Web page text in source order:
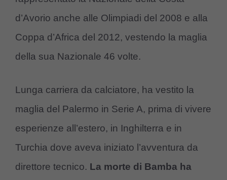
d’Avorio anche alle Olimpiadi del 2008 e alla
Coppa d’Africa del 2012, vestendo la maglia
della sua Nazionale 46 volte.
Lunga carriera da calciatore, ha vestito la
maglia del Palermo in Serie A, prima di vivere
esperienze all’estero, in Inghilterra e in
Turchia dove aveva iniziato l’avventura da
direttore tecnico. La morte di Bamba ha